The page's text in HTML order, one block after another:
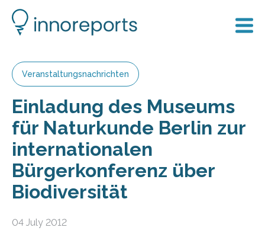
Veranstaltungsnachrichten
Einladung des Museums
für Naturkunde Berlin zur
internationalen
Bürgerkonferenz über
Biodiversität
04 July 2012